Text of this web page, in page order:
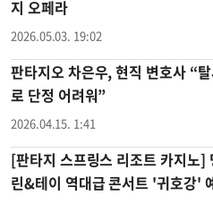
지 오페라
2026.05.03. 19:02
판타지오 차은우, 현직 변호사 “
로 단정 어려워”
2026.04.15. 1:41
[판타지 스프링스 리조트 카지노]
린&테이 역대급 콘서트 '귀호강'